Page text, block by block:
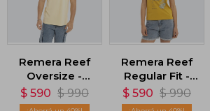
Remera Reef
Oversize -
Amarillo
$ 590 $ 990
Remera Reef
Regular Fit -
Amarillo
$ 590 $ 990